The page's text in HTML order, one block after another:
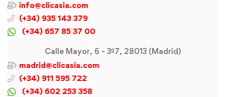
info@clicasia.com
(+34) 935 143 379
(+34) 657 85 37 00
Calle Mayor, 6 - 3º7, 28013 (Madrid)
madrid@clicasia.com
(+34) 911 595 722
(+34) 602 253 358